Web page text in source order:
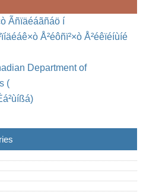
Ãñïäéáãñáö í
Å²éôñï²×ò Å²éêïéíùíé
Department of
(